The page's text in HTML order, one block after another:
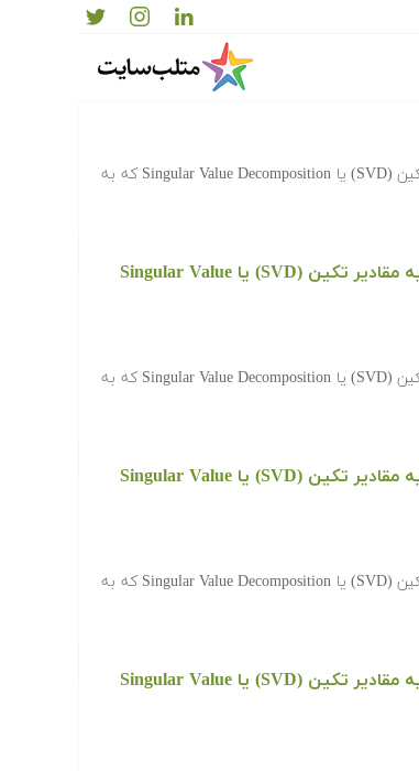
‫‫دانلود رایگان کدها و برنامه های آماده تجزیه مقادیر تکین (SVD) یا Singular Value
‫در ادامه کدها و برنامه های آماده تجزیه مقادیر تکین (SVD) یا Singular Value Decomposition که به
‫‫دانلود رایگان کدها و برنامه های آماده تجزیه مقادیر تکین (SVD) یا Singular Value
‫در ادامه کدها و برنامه های آماده تجزیه مقادیر تکین (SVD) یا Singular Value Decomposition که به
‫‫دانلود رایگان کدها و برنامه های آماده تجزیه مقادیر تکین (SVD) یا Singular Value
‫در ادامه کدها و برنامه های آماده تجزیه مقادیر تکین (SVD) یا Singular Value Decomposition که به
‫‫دانلود رایگان کدها و برنامه های آماده تجزیه مقادیر تکین (SVD) یا Singular Value